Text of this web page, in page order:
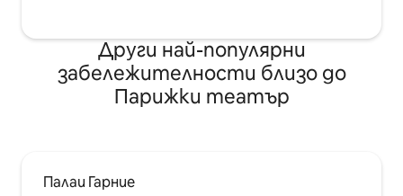
Други най-популярни
забележителности близо до
Парижки театър
Палаи Гарние